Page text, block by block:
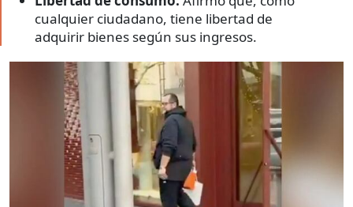
cualquier ciudadano, tiene libertad de
adquirir bienes según sus ingresos.